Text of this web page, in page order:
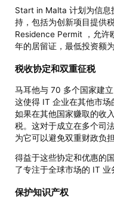
Start in Malta 计划为信息
持，包括为创新项目提供
Residence Permit ，允许
年的居留证，最低投资额
税收协定和双重征税
马耳他与 70 多个国家建
这使得 IT 企业在其他市场
如果在其他国家赚取的收
税。这对于成立在多个司
为它可以避免双重财政负担
得益于这些协定和优惠的
了专注于全球市场的 IT 业
保护知识产权